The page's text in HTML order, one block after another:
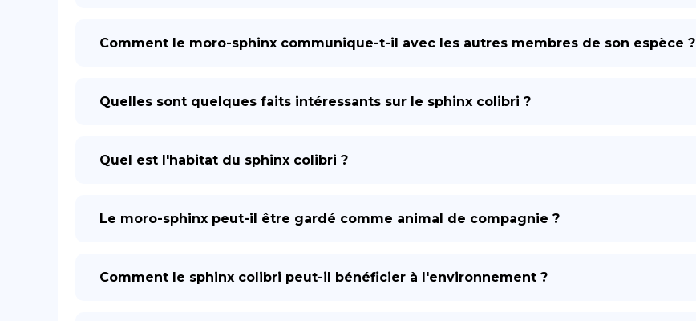
Comment le moro-sphinx communique-t-il avec les autres membres de son espèce ?
Quelles sont quelques faits intéressants sur le sphinx colibri ?
Quel est l'habitat du sphinx colibri ?
Le moro-sphinx peut-il être gardé comme animal de compagnie ?
Comment le sphinx colibri peut-il bénéficier à l'environnement ?